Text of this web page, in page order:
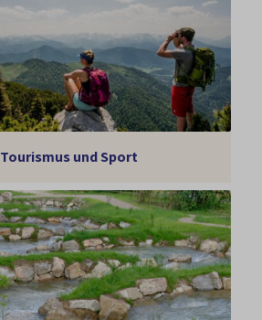
Tourismus und Sport